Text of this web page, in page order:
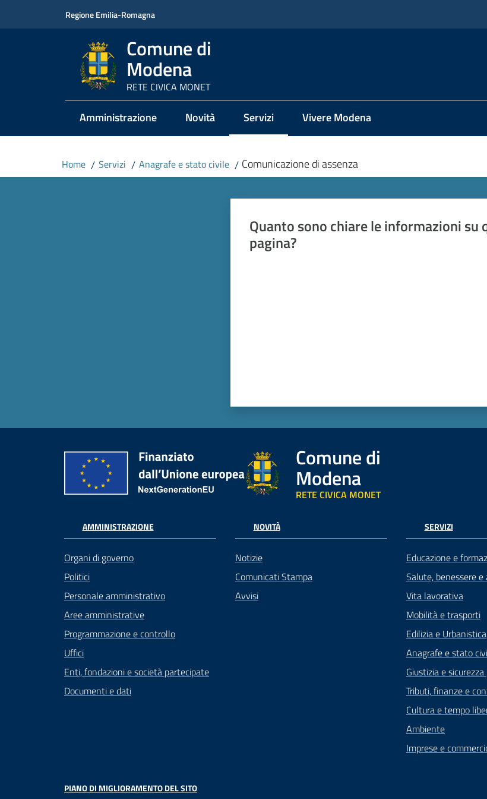
Regione Emilia-Romagna
Comune di
Modena
RETE CIVICA MONET
Amministrazione Novità Servizi
Menu selezionatoVivere Modena
Home / Servizi / Anagrafe e stato civile / Comunicazione di assenza
Quanto sono chiare le informazioni su
pagina?
Comune di
Modena
RETE CIVICA MONET
AMMINISTRAZIONE
Organi di governo
Politici
Personale amministrativo
Aree amministrative
Programmazione e controllo
Uffici
Enti, fondazioni e società partecipate
Documenti e dati
NOVITÀ
Notizie
Comunicati Stampa
Avvisi
SERVIZI
Educazione e
Salute, benessere
Vita lavorativa
Mobilità e trasporti
Edilizia e Urbanistica
Anagrafe e stato
Giustizia e
Tributi, finanze e
Cultura e tempo
Ambiente
Imprese e
PIANO DI MIGLIORAMENTO DEL SITO